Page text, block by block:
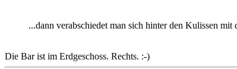
...dann verabschiedet man sich hinter den Kulissen
Die Bar ist im Erdgeschoss. Rechts. :-)